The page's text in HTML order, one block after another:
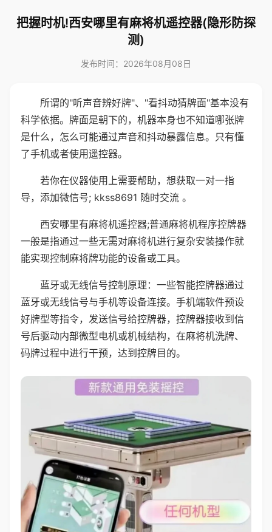
把握时机!西安哪里有麻将机遥控器(隐形防探
测)
发布时间：2026年08月08日
所谓的"听声音辨好牌"、"看抖动猜牌面"基本没有
科学依据。牌面是朝下的，机器本身也不知道哪张牌
是什么，怎么可能通过声音和抖动暴露信息。只有懂
了手机或者使用遥控器。
若你在仪器使用上需要帮助，想获取一对一指
导，添加微信号; kkss8691 随时交流 。
西安哪里有麻将机遥控器;普通麻将机程序控牌器
一般是指通过一些无需对麻将机进行复杂安装操作就
能实现控制麻将牌功能的设备或工具。
蓝牙或无线信号控制原理：一些智能控牌器通过
蓝牙或无线信号与手机等设备连接。手机端软件预设
好牌型等指令，发送信号给控牌器，控牌器接收到信
号后驱动内部微型电机或机械结构，在麻将机洗牌、
码牌过程中进行干预，达到控牌目的。